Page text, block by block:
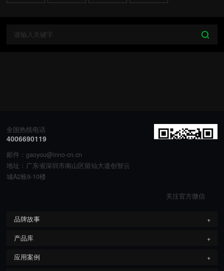
全国热线电话
4006690119
邮件：gaoyou@inno-cn.cn
地址：广东省深圳市南山区留仙大道创智云
城A2栋9-10楼
关注官方微信
品牌故事
产品库
应用案例